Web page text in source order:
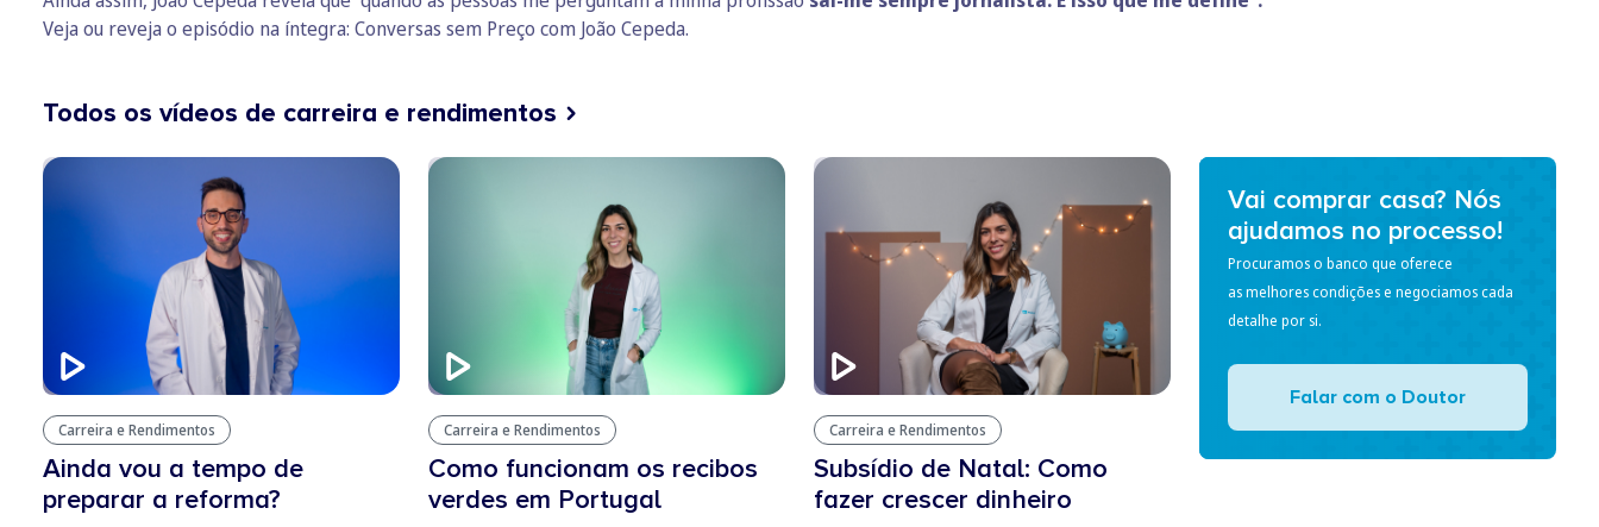
Veja ou reveja o episódio na íntegra: Conversas sem Preço com João Cepeda.
Todos os vídeos de carreira e rendimentos
Carreira e Rendimentos
Ainda vou a tempo de
preparar a reforma?
Carreira e Rendimentos
Como funcionam os recibos
verdes em Portugal
Carreira e Rendimentos
Subsídio de Natal: Como
fazer crescer dinheiro
Vai comprar casa? Nós
ajudamos no processo!
Procuramos o banco que oferece
as melhores condições e negociamos cada
detalhe por si.
Falar com o Doutor